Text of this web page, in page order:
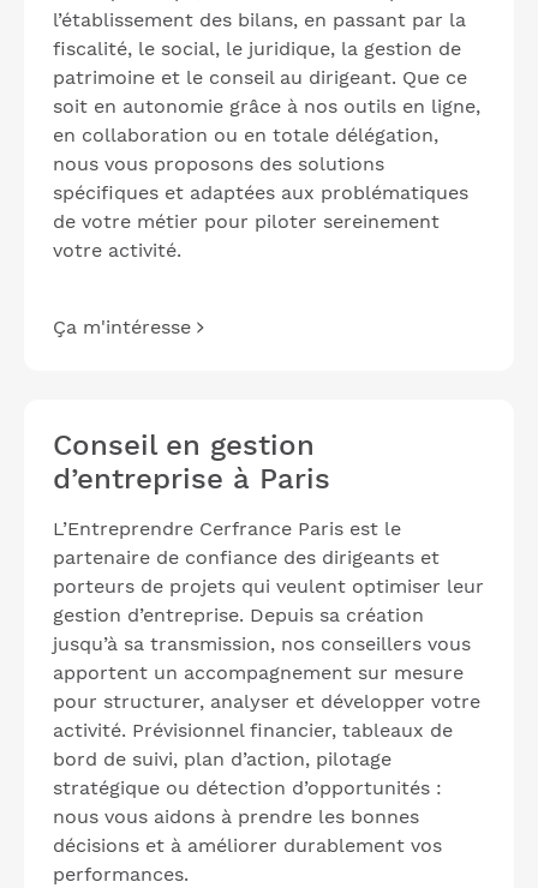
l’établissement des bilans, en passant par la
fiscalité, le social, le juridique, la gestion de
patrimoine et le conseil au dirigeant. Que ce
soit en autonomie grâce à nos outils en ligne,
en collaboration ou en totale délégation,
nous vous proposons des solutions
spécifiques et adaptées aux problématiques
de votre métier pour piloter sereinement
votre activité.
Ça m'intéresse
Conseil en gestion
d’entreprise à Paris
L’Entreprendre Cerfrance Paris est le
partenaire de confiance des dirigeants et
porteurs de projets qui veulent optimiser leur
gestion d’entreprise. Depuis sa création
jusqu’à sa transmission, nos conseillers vous
apportent un accompagnement sur mesure
pour structurer, analyser et développer votre
activité. Prévisionnel financier, tableaux de
bord de suivi, plan d’action, pilotage
stratégique ou détection d’opportunités :
nous vous aidons à prendre les bonnes
décisions et à améliorer durablement vos
performances.